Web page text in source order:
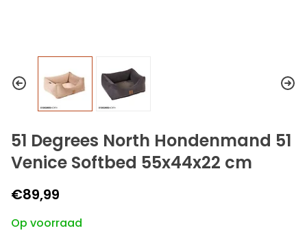
51 Degrees North Hondenmand 51
Venice Softbed 55x44x22 cm
€89,99
Op voorraad